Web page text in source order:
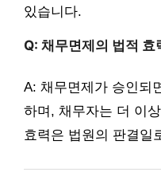
있습니다.
Q: 채무면제의 법적
A: 채무면제가 승인되
하며, 채무자는 더 이
효력은 법원의 판결일